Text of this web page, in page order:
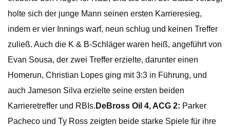
holte sich der junge Mann seinen ersten Karrieresieg,
indem er vier Innings warf, neun schlug und keinen Treffer
zuließ. Auch die K & B-Schläger waren heiß, angeführt von
Evan Sousa, der zwei Treffer erzielte, darunter einen
Homerun, Christian Lopes ging mit 3:3 in Führung, und
auch Jameson Silva erzielte seine ersten beiden
Karrieretreffer und RBIs. DeBross Oil 4, ACG 2: Parker
Pacheco und Ty Ross zeigten beide starke Spiele für ihre